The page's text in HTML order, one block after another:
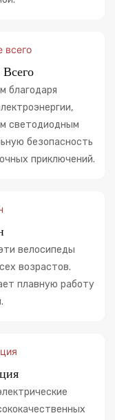
благодаря
светодиодным
безопасность
приключений.
велосипеды
возрастов.
плавную работу